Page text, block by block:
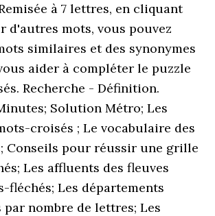
à 7 lettres, en cliquant
d'autres mots, vous pouvez
similaires et des synonymes
aider à compléter le puzzle
Recherche - Définition.
Solution Métro; Les
croisés ; Le vocabulaire des
Conseils pour réussir une grille
Les affluents des fleuves
fléchés; Les départements
nombre de lettres; Les